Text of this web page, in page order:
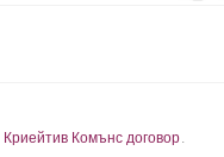
Криейтив Комънс договор.